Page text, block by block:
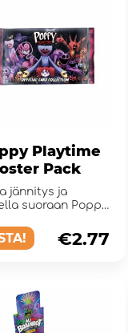
Playtime
Pack
jännitys ja
suoraan Poppy
maailmaan!
€2.77